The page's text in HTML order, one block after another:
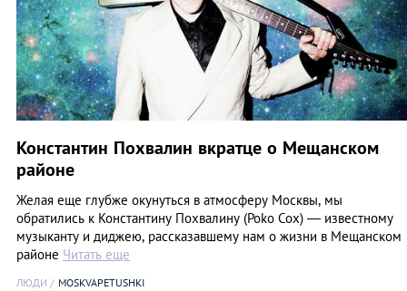
Константин Похвалин вкратце о Мещанском
районе
Желая еще глубже окунуться в атмосферу Москвы, мы
обратились к Константину Похвалину (Poko Cox) — известному
музыканту и диджею, рассказавшему нам о жизни в Мещанском
районе Читать еще
ЛЮДИ MOSKVAPETUSHKI